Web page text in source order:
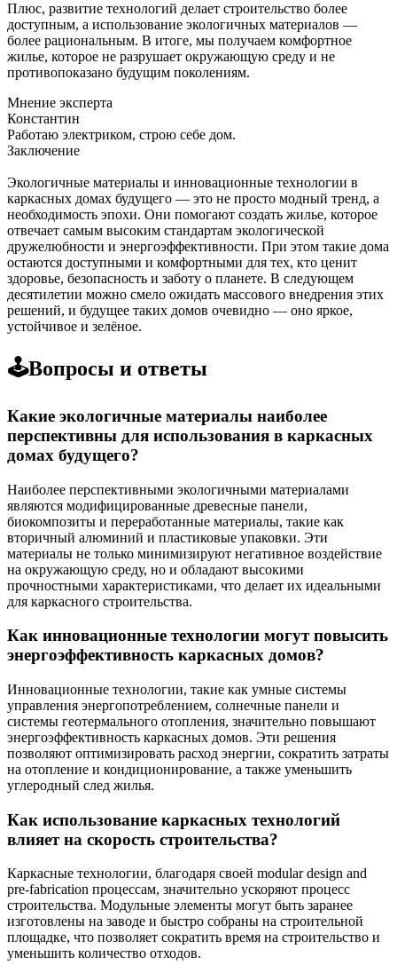
Плюс, развитие технологий делает строительство более
доступным, а использование экологичных материалов —
более рациональным. В итоге, мы получаем комфортное
жилье, которое не разрушает окружающую среду и не
противопоказано будущим поколениям.
Мнение эксперта
Константин
Работаю электриком, строю себе дом.
Заключение
Экологичные материалы и инновационные технологии в
каркасных домах будущего — это не просто модный тренд, а
необходимость эпохи. Они помогают создать жилье, которое
отвечает самым высоким стандартам экологической
дружелюбности и энергоэффективности. При этом такие дома
остаются доступными и комфортными для тех, кто ценит
здоровье, безопасность и заботу о планете. В следующем
десятилетии можно смело ожидать массового внедрения этих
решений, и будущее таких домов очевидно — оно яркое,
устойчивое и зелёное.
🕹️Вопросы и ответы
Какие экологичные материалы наиболее
перспективны для использования в каркасных
домах будущего?
Наиболее перспективными экологичными материалами
являются модифицированные древесные панели,
биокомпозиты и переработанные материалы, такие как
вторичный алюминий и пластиковые упаковки. Эти
материалы не только минимизируют негативное воздействие
на окружающую среду, но и обладают высокими
прочностными характеристиками, что делает их идеальными
для каркасного строительства.
Как инновационные технологии могут повысить
энергоэффективность каркасных домов?
Инновационные технологии, такие как умные системы
управления энергопотреблением, солнечные панели и
системы геотермального отопления, значительно повышают
энергоэффективность каркасных домов. Эти решения
позволяют оптимизировать расход энергии, сократить затраты
на отопление и кондиционирование, а также уменьшить
углеродный след жилья.
Как использование каркасных технологий
влияет на скорость строительства?
Каркасные технологии, благодаря своей modular design and
pre-fabrication процессам, значительно ускоряют процесс
строительства. Модульные элементы могут быть заранее
изготовлены на заводе и быстро собраны на строительной
площадке, что позволяет сократить время на строительство и
уменьшить количество отходов.